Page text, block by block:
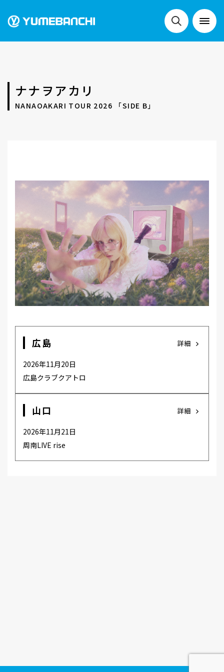
LIVE
FESTIVALS
MEMBER
ナナヲアカリ
NANAOAKARI TOUR 2026 「SIDE B」
広島
2026年11月20日
広島クラブクアトロ
詳細
山口
2026年11月21日
周南LIVE rise
詳細